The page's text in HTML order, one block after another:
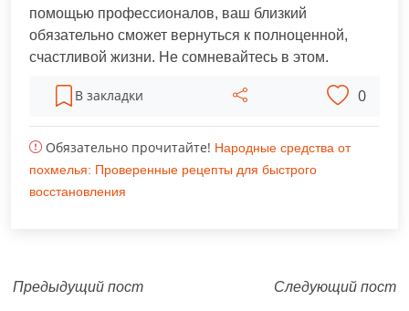
помощью профессионалов, ваш близкий
обязательно сможет вернуться к полноценной,
счастливой жизни. Не сомневайтесь в этом.
В закладки 0
Обязательно прочитайте! Народные средства от
похмелья: Проверенные рецепты для быстрого
восстановления
Предыдущий пост Следующий пост